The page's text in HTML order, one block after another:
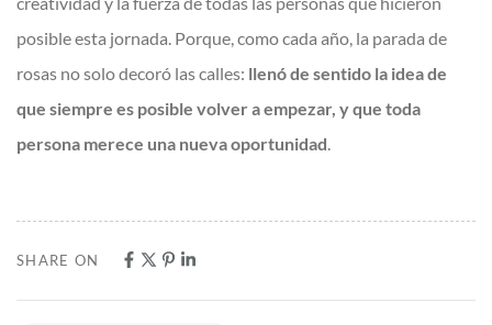
posible esta jornada. Porque, como cada año, la parada de
rosas no solo decoró las calles: llenó de sentido la idea de
que siempre es posible volver a empezar, y que toda
persona merece una nueva oportunidad.
SHARE ON